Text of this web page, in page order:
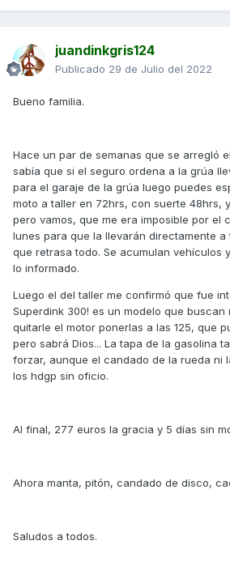
juandinkgris124
Publicado 29 de Julio del 2022
Bueno familia.
Hace un par de semanas que se arregló
sabía que si el seguro ordena a la grúa
para el garaje de la grúa luego puedes
moto a taller en 72hrs, con suerte 48hrs,
pero vamos, que me era imposible por el
lunes para que la llevarán directamente
que retrasa todo. Se acumulan vehículos
lo informado.
Luego el del taller me confirmó que fue
Superdink 300! es un modelo que buscan
quitarle el motor ponerlas a las 125, que
pero sabrá Dios... La tapa de la gasolina
forzar, aunque el candado de la rueda ni
los hdgp sin oficio.
Al final, 277 euros la gracia y 5 días sin
Ahora manta, pitón, candado de disco,
Saludos a todos.